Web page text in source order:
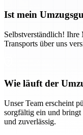
Ist mein
Selbstverständlich! Ihre
Transports über uns
Wie läuft der
Unser Team erscheint
sorgfältig ein und bringt
und zuverlässig.